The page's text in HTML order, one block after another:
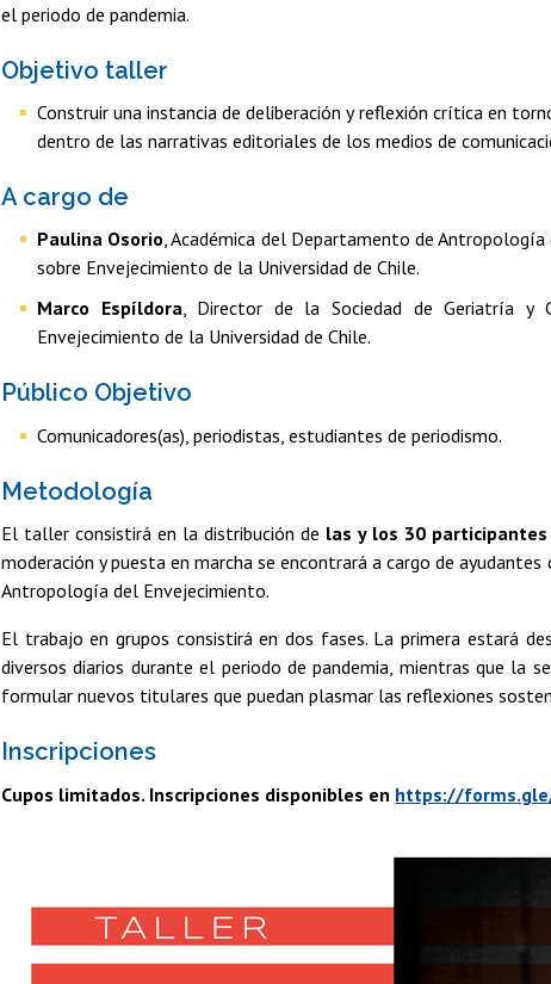
el periodo de pandemia.
Objetivo taller
Construir una instancia de deliberación y reflexión crítica en
dentro de las narrativas editoriales de los medios de
A cargo de
Paulina Osorio, Académica del Departamento de
sobre Envejecimiento de la Universidad de Chile.
Marco Espíldora, Director de la Sociedad de Geriatría y
Envejecimiento de la Universidad de Chile.
Público Objetivo
Comunicadores(as), periodistas, estudiantes de periodismo.
Metodología
El taller consistirá en la distribución de las y los 30
moderación y puesta en marcha se encontrará a cargo de
Antropología del Envejecimiento.
El trabajo en grupos consistirá en dos fases. La primera estará
diversos diarios durante el periodo de pandemia, mientras que la
formular nuevos titulares que puedan plasmar las reflexiones
Inscripciones
Cupos limitados. Inscripciones disponibles en https://forms.gle/